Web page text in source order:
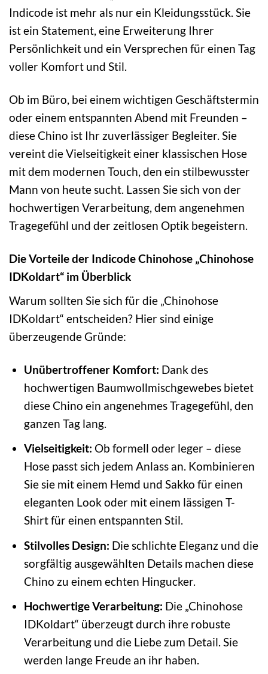
Indicode ist mehr als nur ein Kleidungsstück. Sie
ist ein Statement, eine Erweiterung Ihrer
Persönlichkeit und ein Versprechen für einen Tag
voller Komfort und Stil.
Ob im Büro, bei einem wichtigen Geschäftstermin
oder einem entspannten Abend mit Freunden –
diese Chino ist Ihr zuverlässiger Begleiter. Sie
vereint die Vielseitigkeit einer klassischen Hose
mit dem modernen Touch, den ein stilbewusster
Mann von heute sucht. Lassen Sie sich von der
hochwertigen Verarbeitung, dem angenehmen
Tragegefühl und der zeitlosen Optik begeistern.
Die Vorteile der Indicode Chinohose „Chinohose
IDKoldart“ im Überblick
Warum sollten Sie sich für die „Chinohose
IDKoldart“ entscheiden? Hier sind einige
überzeugende Gründe:
Unübertroffener Komfort: Dank des
hochwertigen Baumwollmischgewebes bietet
diese Chino ein angenehmes Tragegefühl, den
ganzen Tag lang.
Vielseitigkeit: Ob formell oder leger – diese
Hose passt sich jedem Anlass an. Kombinieren
Sie sie mit einem Hemd und Sakko für einen
eleganten Look oder mit einem lässigen T-
Shirt für einen entspannten Stil.
Stilvolles Design: Die schlichte Eleganz und die
sorgfältig ausgewählten Details machen diese
Chino zu einem echten Hingucker.
Hochwertige Verarbeitung: Die „Chinohose
IDKoldart“ überzeugt durch ihre robuste
Verarbeitung und die Liebe zum Detail. Sie
werden lange Freude an ihr haben.